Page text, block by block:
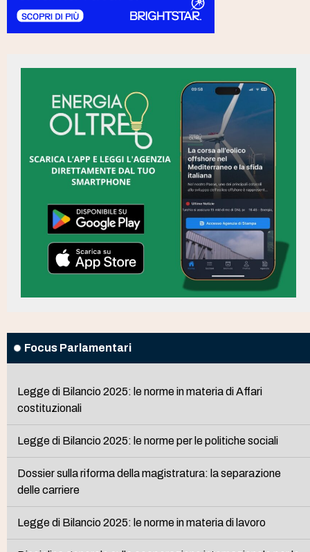
Focus Parlamentari
Legge di Bilancio 2025: le norme in materia di Affari
costituzionali
Legge di Bilancio 2025: le norme per le politiche sociali
Dossier sulla riforma della magistratura: la separazione
delle carriere
Legge di Bilancio 2025: le norme in materia di lavoro